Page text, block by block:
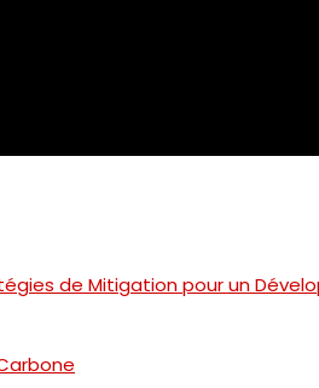
de Mitigation pour un